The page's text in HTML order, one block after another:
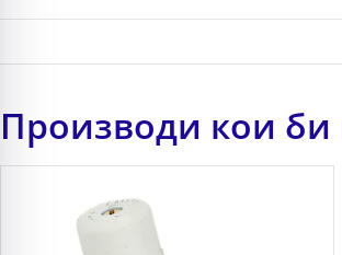
Производи кои би